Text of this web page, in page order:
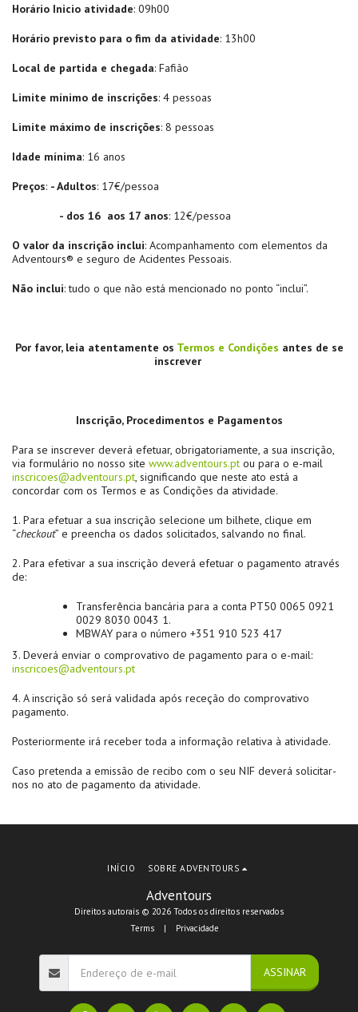
Horário Inicio atividade: 09h00
Horário previsto para o fim da atividade: 13h00
Local de partida e chegada: Fafião
Limite mínimo de inscrições: 4 pessoas
Limite máximo de inscrições: 8 pessoas
Idade mínima: 16 anos
Preços: - Adultos: 17€/pessoa
- dos 16 aos 17 anos: 12€/pessoa
O valor da inscrição inclui: Acompanhamento com elementos da
Adventours® e seguro de Acidentes Pessoais.
Não inclui: tudo o que não está mencionado no ponto “inclui”.
Por favor, leia atentamente os Termos e Condições antes de se
inscrever
Inscrição, Procedimentos e Pagamentos
Para se inscrever deverá efetuar, obrigatoriamente, a sua inscrição,
via formulário no nosso site www.adventours.pt ou para o e-mail
inscricoes@adventours.pt , significando que neste ato está a
concordar com os Termos e as Condições da atividade.
1. Para efetuar a sua inscrição selecione um bilhete, clique em
“checkout” e preencha os dados solicitados, salvando no final.
2. Para efetivar a sua inscrição deverá efetuar o pagamento através
de:
Transferência bancária para a conta PT50 0065 0921
0029 8030 0043 1.
MBWAY para o número +351 910 523 417
3. Deverá enviar o comprovativo de pagamento para o e-mail:
inscricoes@adventours.pt
4. A inscrição só será validada após receção do comprovativo
pagamento.
Posteriormente irá receber toda a informação relativa à atividade.
Caso pretenda a emissão de recibo com o seu NIF deverá solicitar-
nos no ato de pagamento da atividade.
Adventours
Direitos autorais © 2026 Todos os direitos reservados
Terms| Privacidade
INÍCIO SOBRE ADVENTOURS
ASSINAR